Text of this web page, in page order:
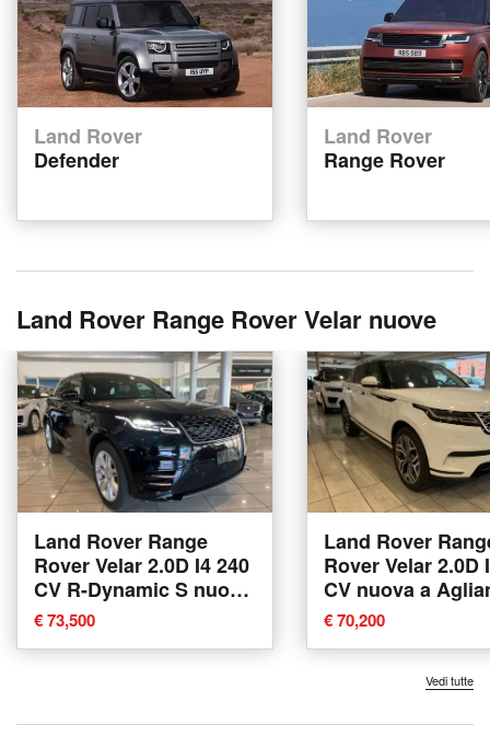
Land Rover
Defender
Land Rover
Range Rover
Land Rover Range Rover Velar nuove
Land Rover Range
Rover Velar 2.0D I4 240
CV R-Dynamic S nuova
a Agliana
€ 73,500
Land Rover
Rover Velar 2.0D
CV nuova a
€ 70,200
Vedi tutte